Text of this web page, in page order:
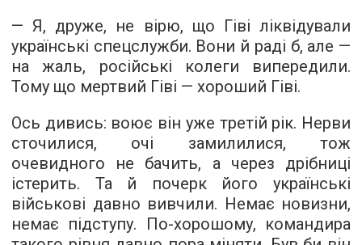
— Я, друже, не вірю, що Гіві ліквідували
українські спецслужби. Вони й раді б, але —
на жаль, російські колеги випередили.
Тому що мертвий Гіві — хороший Гіві.
Ось дивись: воює він уже третій рік. Нерви
сточилися, очі замилилися, тож
очевидного не бачить, а через дрібниці
істерить. Та й почерк його українські
військові давно вивчили. Немає новизни,
немає підступу. По-хорошому, командира